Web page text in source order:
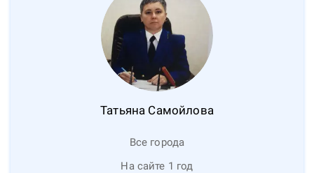
Татьяна Самойлова
Все города
На сайте 1 год